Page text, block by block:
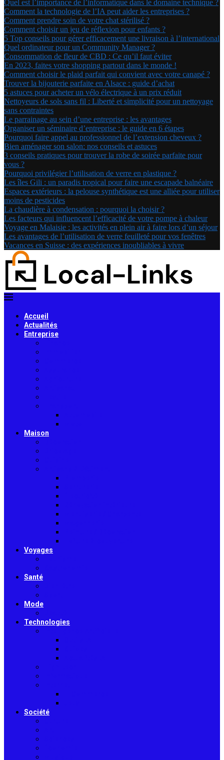
Quel est l’importance de l’informatique dans le domaine technique ?
Comment la technologie de l’IA peut aider les entreprises ?
Comment prendre soin de votre chat stérilisé ?
Comment choisir un jeu de réflexion pour enfants ?
5 Top conseils pour gérer efficacement une livraison à l’international
Quel ordinateur pour un Community Manager ?
Consommation de fleur de CBD : Ce qu’il faut éviter
En 2023, faites votre shopping partout dans le monde !
Comment choisir le plaid parfait qui convient avec votre canapé ?
Trouver la bijouterie parfaite en Alsace : guide d’achat
5 astuces pour acheter un vélo électrique à un prix réduit
Nettoyeurs de sols sans fil : Liberté et simplicité pour un nettoyage
sans contraintes
Le parrainage au sein d’une entreprise : les avantages
Organiser un séminaire d’entreprise : le guide en 6 étapes
Pourquoi faire appel au professionnel de l’extension cheveux ?
Bien aménager son salon: nos conseils et astuces
3 conseils pratiques pour trouver la robe de soirée parfaite pour
vous ?
Pourquoi privilégier l’utilisation de verre en plastique ?
Les îles Gili : un paradis tropical pour faire une escapade balnéaire
Espaces extérieurs : la pelouse synthétique est une alliée pour utiliser
moins de pesticides
La chaudière à condensation : pourquoi la choisir ?
Les facteurs qui influencent l’efficacité de votre pompe à chaleur
Voyage en Malaisie : les activités en plein air à faire lors d’un séjour
Les avantages de l’utilisation de verre feuilleté pour vos fenêtres
Vacances en Suisse : des expériences inoubliables à vivre
Accueil
Actualités
Entreprise
Maison
Voyages
Santé
Mode
Technologies
Société